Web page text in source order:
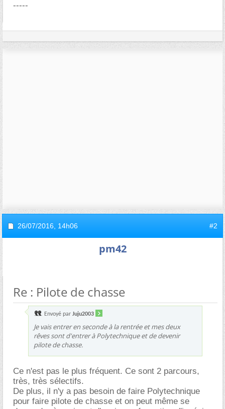
-----
26/07/2016, 14h06 #2
pm42
Re : Pilote de chasse
Envoyé par Juju2003
Je vais entrer en seconde à la rentrée et mes deux
rêves sont d'entrer à Polytechnique et de devenir
pilote de chasse.
Ce n'est pas le plus fréquent. Ce sont 2 parcours,
très, très sélectifs.
De plus, il n'y a pas besoin de faire Polytechnique
pour faire pilote de chasse et on peut même se